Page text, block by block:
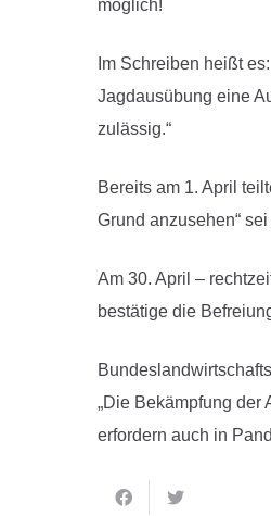
möglich!
Im Schreiben heißt
Jagdausübung eine
zulässig.“
Bereits am 1. April
Grund anzusehen“
Am 30. April –
bestätige die
„Die Bekämpfung
erfordern auch in